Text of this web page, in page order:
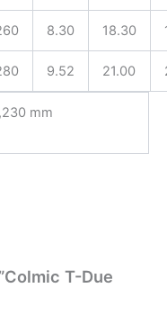
8.30 18.30
9.52 21.00
mm
T-Due